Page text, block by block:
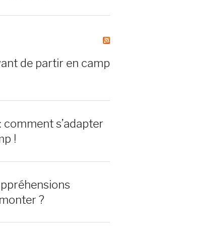
de partir en camp
comment s’adapter
!
?